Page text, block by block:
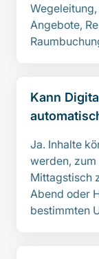
Angebote,
Kann
Ja. Inhalte
werden, zum
Mittagstisch
Abend oder
bestimmten